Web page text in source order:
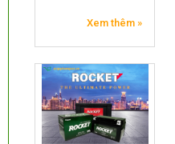
Xem thêm »